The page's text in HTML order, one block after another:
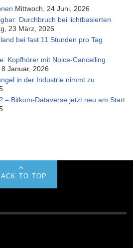
Mittwoch, 24 Juni, 2026
Durchbruch bei lichtbasierten
23 März, 2026
bei fast 11 Stunden pro Tag
Kopfhörer mit Noice-Cancelling
Januar, 2026
in der Industrie nimmt zu
– Bitkom-Dataverse jetzt neu am Start
TO TOP